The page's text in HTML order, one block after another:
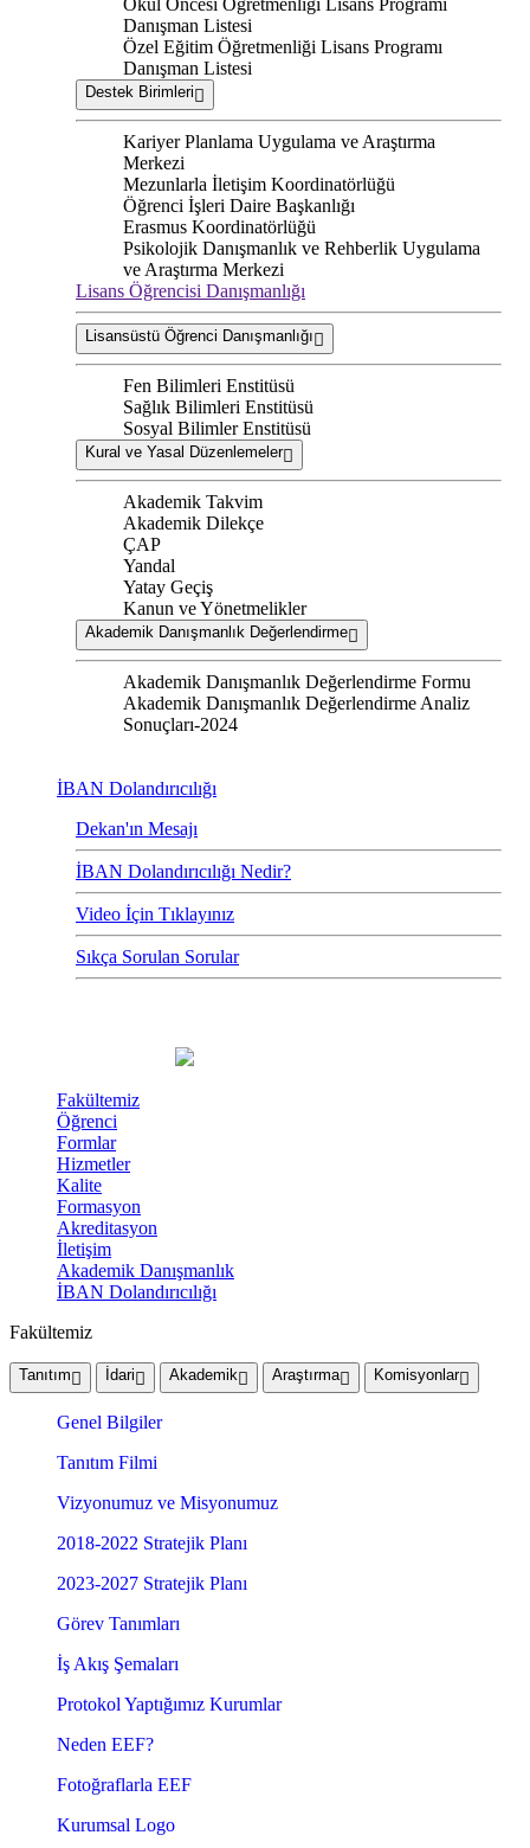
Okul Öncesi Öğretmenliği Lisans Programı
Danışman Listesi
Özel Eğitim Öğretmenliği Lisans Programı
Danışman Listesi
Destek Birimleri
Kariyer Planlama Uygulama ve Araştırma
Merkezi
Mezunlarla İletişim Koordinatörlüğü
Öğrenci İşleri Daire Başkanlığı
Erasmus Koordinatörlüğü
Psikolojik Danışmanlık ve Rehberlik Uygulama
ve Araştırma Merkezi
Lisans Öğrencisi Danışmanlığı
Lisansüstü Öğrenci Danışmanlığı
Fen Bilimleri Enstitüsü
Sağlık Bilimleri Enstitüsü
Sosyal Bilimler Enstitüsü
Kural ve Yasal Düzenlemeler
Akademik Takvim
Akademik Dilekçe
ÇAP
Yandal
Yatay Geçiş
Kanun ve Yönetmelikler
Akademik Danışmanlık Değerlendirme
Akademik Danışmanlık Değerlendirme Formu
Akademik Danışmanlık Değerlendirme Analiz
Sonuçları-2024
İBAN Dolandırıcılığı
Dekan'ın Mesajı
İBAN Dolandırıcılığı Nedir?
Video İçin Tıklayınız
Sıkça Sorulan Sorular
Fakültemiz
Öğrenci
Formlar
Hizmetler
Kalite
Formasyon
Akreditasyon
İletişim
Akademik Danışmanlık
İBAN Dolandırıcılığı
Fakültemiz
Tanıtım İdari Akademik Araştırma Komisyonlar
Genel Bilgiler
Tanıtım Filmi
Vizyonumuz ve Misyonumuz
2018-2022 Stratejik Planı
2023-2027 Stratejik Planı
Görev Tanımları
İş Akış Şemaları
Protokol Yaptığımız Kurumlar
Neden EEF?
Fotoğraflarla EEF
Kurumsal Logo